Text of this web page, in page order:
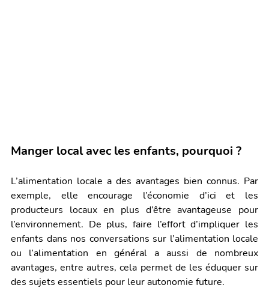
Manger local avec les enfants, pourquoi ?
L’alimentation locale a des avantages bien connus. Par
exemple, elle encourage l’économie d’ici et les
producteurs locaux en plus d’être avantageuse pour
l’environnement. De plus, faire l’effort d’impliquer les
enfants dans nos conversations sur l’alimentation locale
ou l’alimentation en général a aussi de nombreux
avantages, entre autres, cela permet de les éduquer sur
des sujets essentiels pour leur autonomie future.